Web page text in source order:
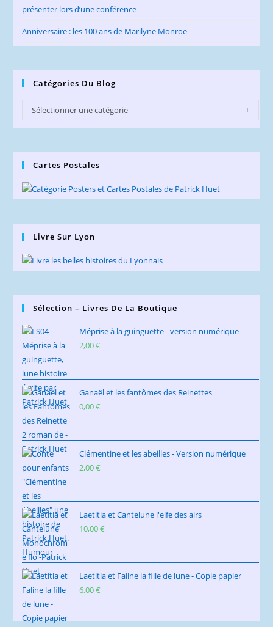
présenter lors d’une conférence
Anniversaire : les 100 ans de Marilyne Monroe
Catégories Du Blog
Catégories
du
Sélectionner une catégorie
Cartes Postales
Livre Sur Lyon
Sélection – Livres De La Boutique
Méprise à la guinguette - version numérique
2,00€
Ganaël et les fantômes des Reinettes
0,00€
Clémentine et les abeilles - Version numérique
2,00€
Laetitia et Cantelune l'elfe des airs
10,00€
Laetitia et Faline la fille de lune - Copie papier
6,00€